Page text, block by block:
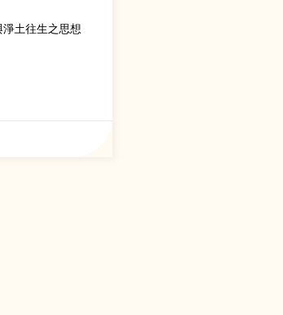
土往生之思想